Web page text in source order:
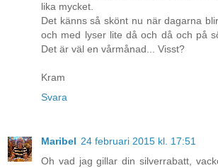
lika mycket.
Det känns så skönt nu när dagarna
och med lyser lite då och då och på
Det är väl en vårmånad... Visst?
Kram
Svara
Maribel 24 februari 2015 kl. 17:51
Oh vad jag gillar din silverrabatt,